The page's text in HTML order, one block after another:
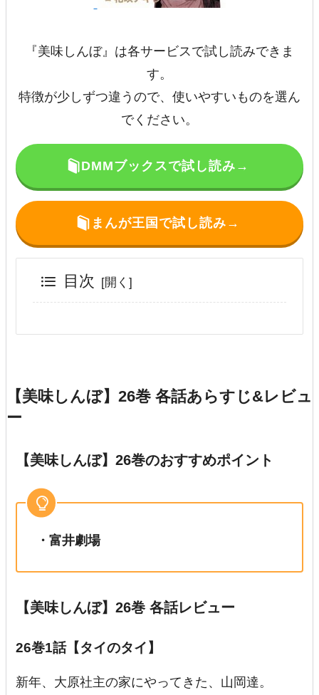
『美味しんぼ』は各サービスで試し読みできま
す。
特徴が少しずつ違うので、使いやすいものを選ん
でください。
DMMブックスで試し読み→
まんが王国で試し読み→
目次
【美味しんぼ】26巻 各話あらすじ&レビュ
ー
【美味しんぼ】26巻のおすすめポイント
・富井劇場
【美味しんぼ】26巻 各話レビュー
26巻1話【タイのタイ】
新年、大原社主の家にやってきた、山岡達。